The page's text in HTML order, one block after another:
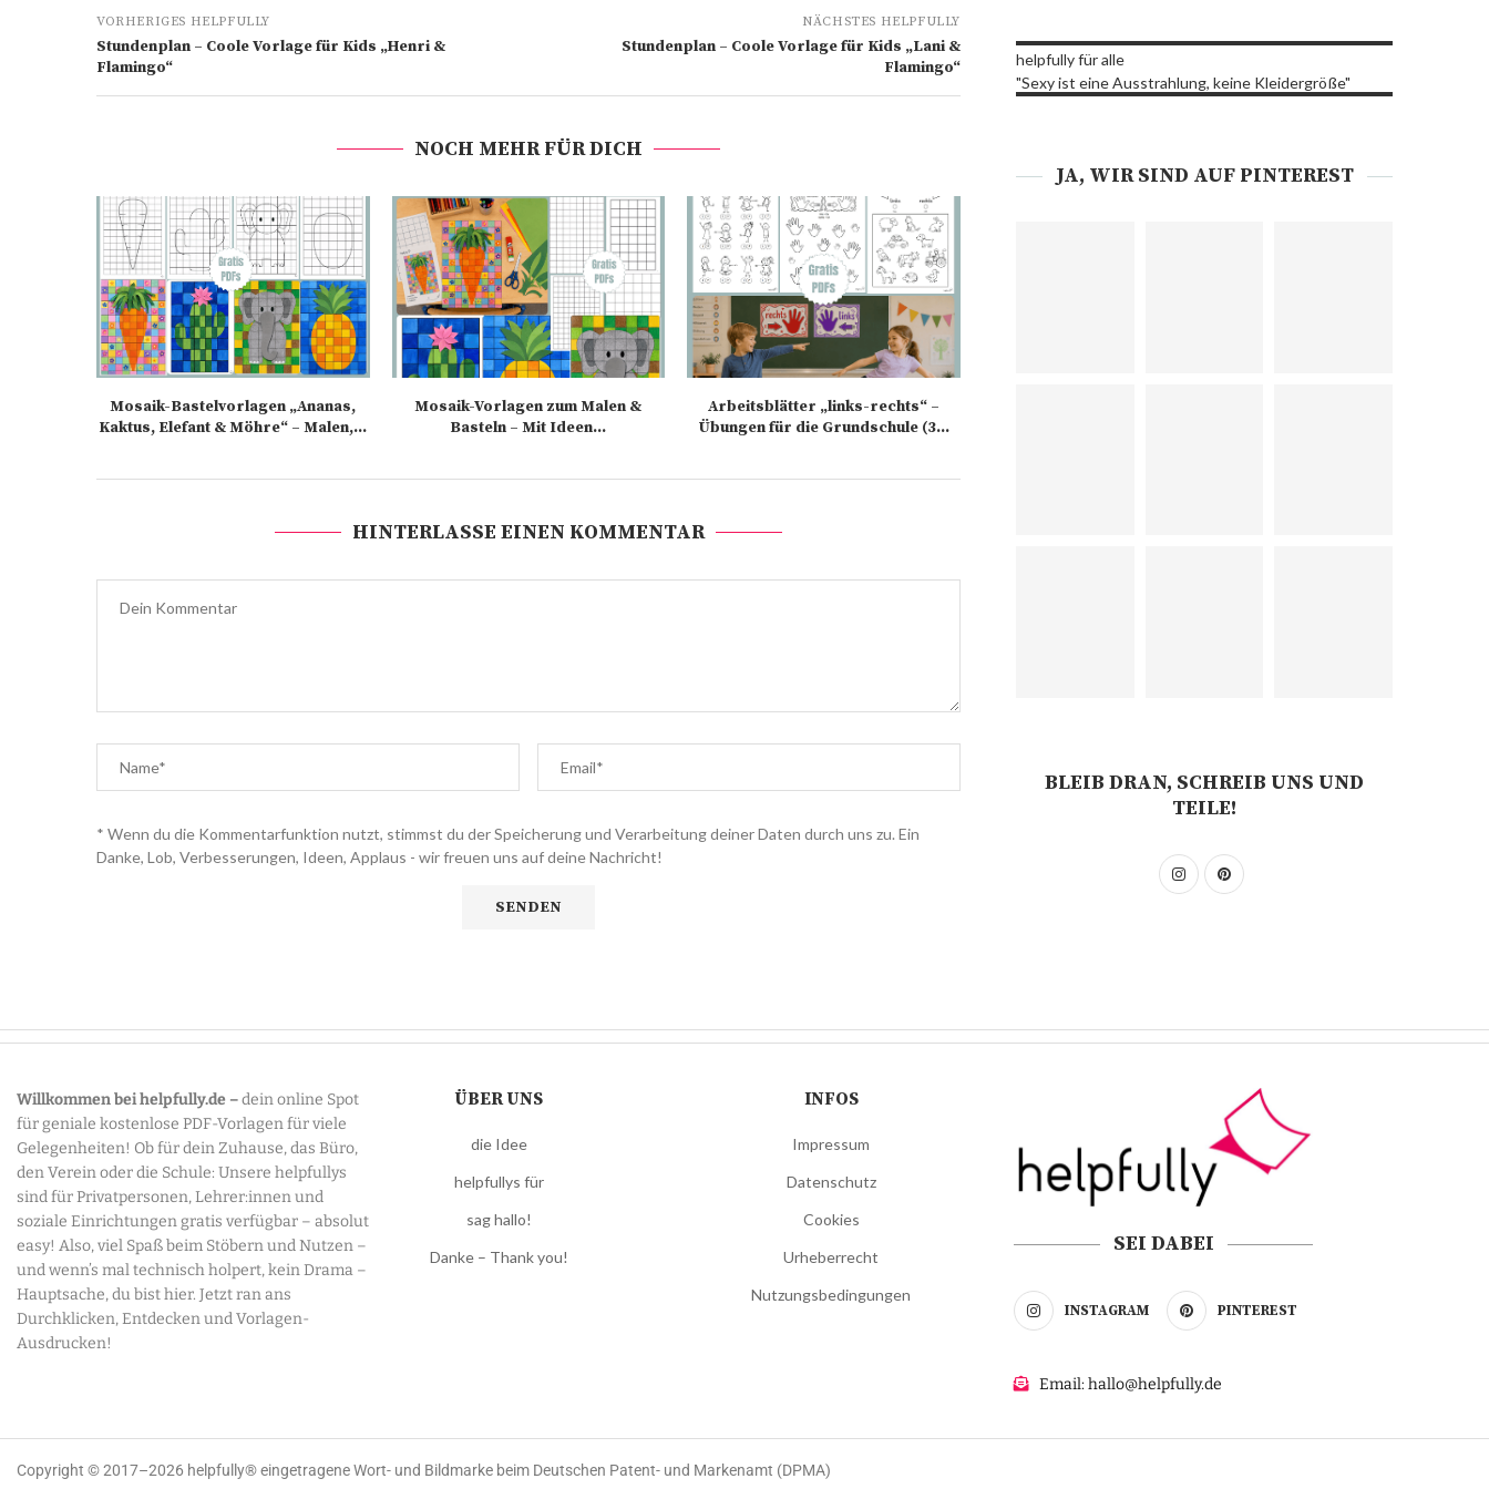
VORHERIGES HELPFULLY
Stundenplan – Coole Vorlage für Kids „Henri &
Flamingo“
NÄCHSTES HELPFULLY
Stundenplan – Coole Vorlage für Kids „Lani &
Flamingo“
NOCH MEHR FÜR DICH
Mosaik-Bastelvorlagen „Ananas,
Kaktus, Elefant & Möhre“ – Malen,...
Mosaik-Vorlagen zum Malen &
Basteln – Mit Ideen...
Arbeitsblätter „links-rechts“ –
Übungen für die Grundschule (3...
HINTERLASSE EINEN KOMMENTAR
* Wenn du die Kommentarfunktion nutzt, stimmst du der Speicherung und Verarbeitung deiner Daten durch uns zu. Ein
Danke, Lob, Verbesserungen, Ideen, Applaus - wir freuen uns auf deine Nachricht!
helpfully für alle
"Sexy ist eine Ausstrahlung, keine Kleidergröße"
JA, WIR SIND AUF PINTEREST
BLEIB DRAN, SCHREIB UNS UND
TEILE!
Willkommen bei helpfully.de –dein online Spot
für geniale kostenlose PDF-Vorlagen für viele
Gelegenheiten! Ob für dein Zuhause, das Büro,
den Verein oder die Schule: Unsere helpfullys
sind für Privatpersonen, Lehrer:innen und
soziale Einrichtungen gratis verfügbar – absolut
easy! Also, viel Spaß beim Stöbern und Nutzen –
und wenn’s mal technisch holpert, kein Drama –
Hauptsache, du bist hier. Jetzt ran ans
Durchklicken, Entdecken und Vorlagen-
Ausdrucken!
ÜBER UNS
die Idee
helpfullys für
sag hallo!
Danke – Thank you!
INFOS
Impressum
Datenschutz
Cookies
Urheberrecht
Nutzungsbedingungen
SEI DABEI
INSTAGRAM PINTEREST
Email: hallo@helpfully.de
Copyright © 2017–2026 helpfully® eingetragene Wort- und Bildmarke beim Deutschen Patent- und Markenamt (DPMA)